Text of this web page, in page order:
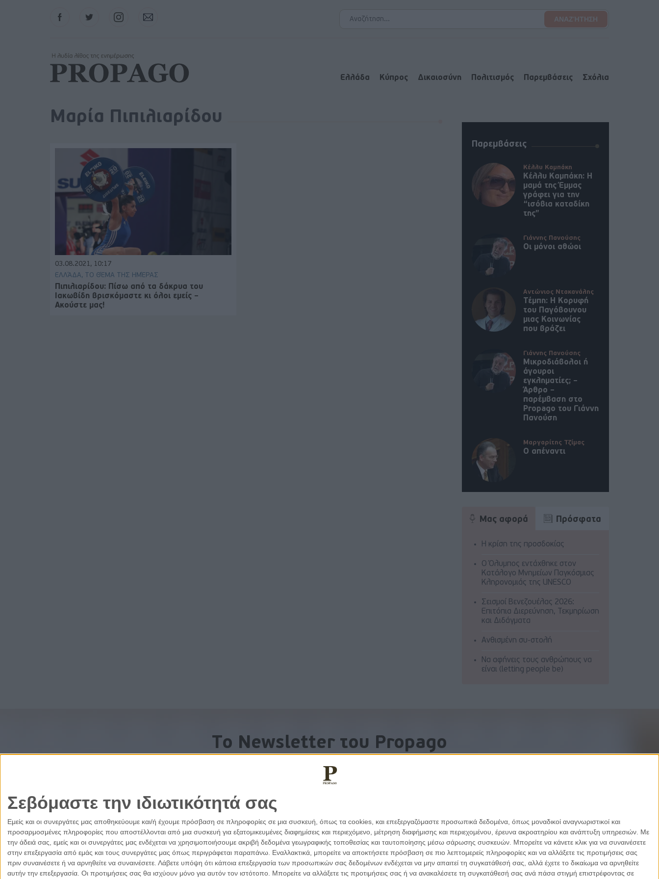
Σεβόμαστε την ιδιωτικότητά σας
Εμείς και οι συνεργάτες μας αποθηκεύουμε και/ή έχουμε πρόσβαση σε πληροφορίες σε μια συσκευή, όπως τα cookies, και επεξεργαζόμαστε προσωπικά δεδομένα, όπως μοναδικοί αναγνωριστικοί και
προσαρμοσμένες πληροφορίες που αποστέλλονται από μια συσκευή για εξατομικευμένες διαφημίσεις και περιεχόμενο, μέτρηση διαφήμισης και περιεχομένου, έρευνα ακροατηρίου και ανάπτυξη υπηρεσιών. Με
την άδειά σας, εμείς και οι συνεργάτες μας ενδέχεται να χρησιμοποιήσουμε ακριβή δεδομένα γεωγραφικής τοποθεσίας και ταυτοποίησης μέσω σάρωσης συσκευών. Μπορείτε να κάνετε κλικ για να συναινέσετε
στην επεξεργασία από εμάς και τους συνεργάτες μας όπως περιγράφεται παραπάνω. Εναλλακτικά, μπορείτε να αποκτήσετε πρόσβαση σε πιο λεπτομερείς πληροφορίες και να αλλάξετε τις προτιμήσεις σας
πριν συναινέσετε ή να αρνηθείτε να συναινέσετε. Λάβετε υπόψη ότι κάποια επεξεργασία των προσωπικών σας δεδομένων ενδέχεται να μην απαιτεί τη συγκατάθεσή σας, αλλά έχετε το δικαίωμα να αρνηθείτε
αυτήν την επεξεργασία. Οι προτιμήσεις σας θα ισχύουν μόνο για αυτόν τον ιστότοπο. Μπορείτε να αλλάξετε τις προτιμήσεις σας ή να ανακαλέσετε τη συγκατάθεσή σας ανά πάσα στιγμή επιστρέφοντας σε
FacebookTwitter InstagramContact
Ελλάδα Κύπρος Δικαιοσύνη Πολιτισμός Παρεμβάσεις Σχόλια
Μαρία Πιπιλιαρίδου
03.08.2021, 10:17
ΕΛΛΆΔΑ, ΤΟ ΘΈΜΑ ΤΗΣ ΗΜΈΡΑΣ
Πιπιλιαρίδου: Πίσω από τα δάκρυα του
Ιακωβίδη βρισκόμαστε κι όλοι εμείς –
Ακούστε μας!
Παρεμβάσεις
Κέλλυ Καμπάκη
Κέλλυ Καμπάκη: Η
μαμά της Έμμας
γράφει για την
“ισόβια καταδίκη
της”
Γιάννης Πανούσης
Οι μόνοι αθώοι
Αντώνιος Ντακανάλης
Τέμπη: Η Κορυφή
του Παγόβουνου
μιας Κοινωνίας
που βράζει
Γιάννης Πανούσης
Μικροδιάβολοι ή
άγουροι
εγκληματίες; –
Άρθρο –
παρέμβαση στο
Propago του Γιάννη
Πανούση
Μαργαρίτης Τζίμας
Ο απέναντι
Μας αφορά Πρόσφατα
Η κρίση της προσδοκίας
Ο Όλυμπος εντάχθηκε στον
Κατάλογο Μνημείων Παγκόσμιας
Κληρονομιάς της UNESCO
Σεισμοί Βενεζουέλας 2026:
Επιτόπια Διερεύνηση, Τεκμηρίωση
και Διδάγματα
Ανθισμένη συ-στολή
Να αφήνεις τους ανθρώπους να
είναι (letting people be)
To Newsletter του Propago
Λάβετε την ανάλυση της ημέρας στο email σας
Ελλάδα Κύπρος Δικαιοσύνη Πολιτισμός Παρεμβάσεις Designed by Porcupine Colors-Developed by Joinweb